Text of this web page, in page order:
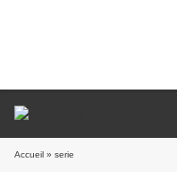
Accueil » serie